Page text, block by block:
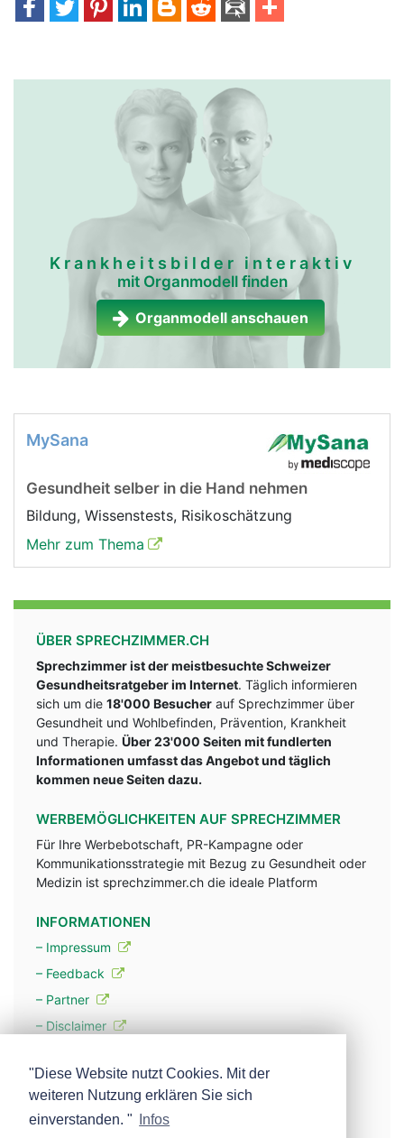
Krankheitsbilder interaktiv
mit Organmodell finden
Organmodell anschauen
MySana
Gesundheit selber in die Hand nehmen
Bildung, Wissenstests, Risikoschätzung
Mehr zum Thema
ÜBER SPRECHZIMMER.CH
Sprechzimmer ist der meistbesuchte Schweizer
Gesundheitsratgeber im Internet. Täglich informieren
sich um die 18'000 Besucher auf Sprechzimmer über
Gesundheit und Wohlbefinden, Prävention, Krankheit
und Therapie. Über 23'000 Seiten mit fundlerten
Informationen umfasst das Angebot und täglich
kommen neue Seiten dazu.
WERBEMÖGLICHKEITEN AUF SPRECHZIMMER
Für Ihre Werbebotschaft, PR-Kampagne oder
Kommunikationsstrategie mit Bezug zu Gesundheit oder
Medizin ist sprechzimmer.ch die ideale Platform
INFORMATIONEN
– Impressum
– Feedback
– Partner
– Disclaimer
– Werbung
– Mehr über unsere Experten
"Diese Website nutzt Cookies. Mit der
weiteren Nutzung erklären Sie sich
einverstanden. "
Infos